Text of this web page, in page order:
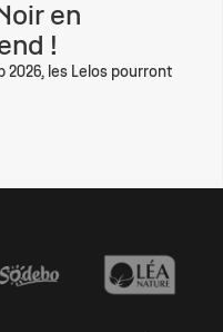
en
!
2026, les Lelos pourront